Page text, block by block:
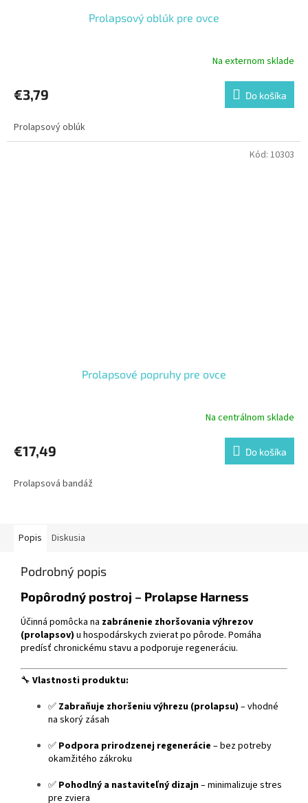
Prolapsový oblúk pre ovce
Na externom sklade
€3,79 Do košíka
Prolapsový oblúk
Prolapsové popruhy pre ovce
Na centrálnom sklade
€17,49 Do košíka
Prolapsová bandáž
Kód: 10303
Popis Diskusia
Podrobný popis
Popôrodný postroj – Prolapse Harness
Účinná pomôcka na zabránenie zhoršovania výhrezov
(prolapsov) u hospodárskych zvierat po pôrode. Pomáha
predísť chronickému stavu a podporuje regeneráciu.
🔧 Vlastnosti produktu:
✅ Zabraňuje zhoršeniu výhrezu (prolapsu) – vhodné
na skorý zásah
✅ Podpora prirodzenej regenerácie – bez potreby
okamžitého zákroku
✅ Pohodlný a nastaviteľný dizajn– minimalizuje stres
pre zviera